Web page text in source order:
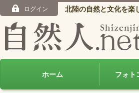
ログイン 北陸の自然と文化を楽
ホーム フォト